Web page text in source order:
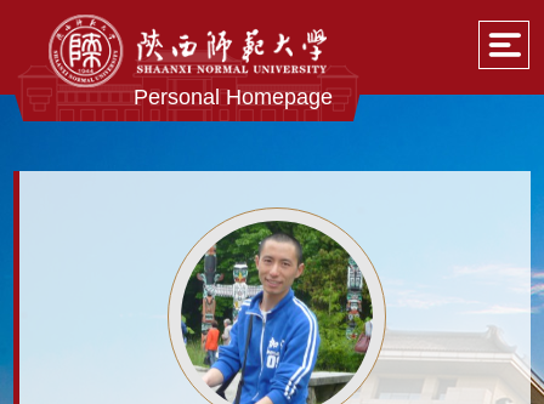
Personal Homepage